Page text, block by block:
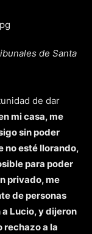
de Santa
de dar
mi casa, me
sin poder
no esté llorando,
para poder
privado, me
de personas
Lucio, y dijeron
rechazo a la